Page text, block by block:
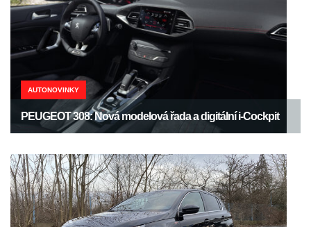
AUTONOVINKY
PEUGEOT 308: Nová modelová řada a digitální i-Cockpit